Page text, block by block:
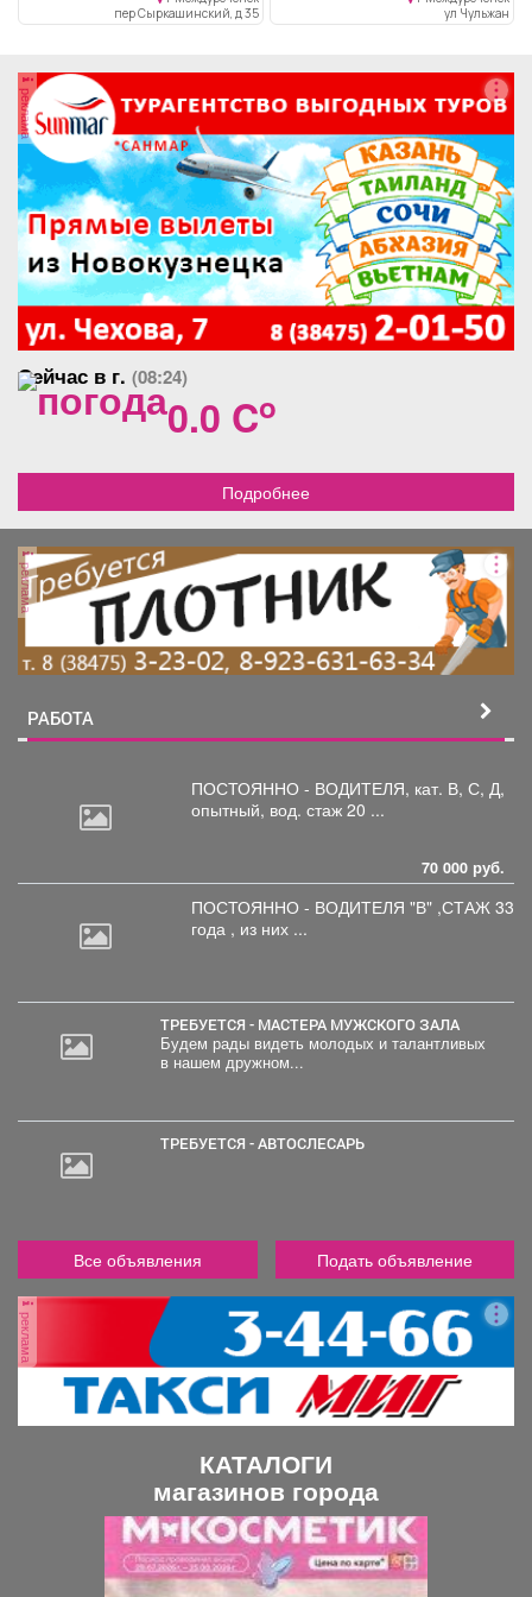
теплый, центральный
насаждений, вид просто
изумительный.все вопросы
по телефону, торг
пер Сыркашинский, д 35
топит. В доме 4 комнаты с
атмосферу комфорта и
уюта. На первом этаже
расположена кухня с
современной бытовой
техникой и стильной
мебелью (производство
Италия). Санузел
оборудован всем
необходимым, включая
ванну и современную
сантехнику. Отопление:
два котла (электрический,
твердотопливный
автоматический с
ухоженные цветники и
деревья, а также надворные
постройки, баня, бассейн
(очищенная вода с
подогревом), просторная
зона для барбекю, с
подводом воды. Гараж на
две машины. Ворота
автоматические откатные
находится в живописном
дорогой и удобной
транспортной
доступностью. Рядом есть
все необходимые условия
для комфортного
проживания. Земельный
участок относится к
ул Чульжан
реклама
Сейчас в г. (08:24)
0.0 Co
Подробнее
реклама
РАБОТА
ПОСТОЯННО - ВОДИТЕЛЯ, кат. В, С, Д,
опытный, вод. стаж 20 ...
70 000 руб.
ПОСТОЯННО - ВОДИТЕЛЯ "В" ,СТАЖ 33
года , из них ...
ТРЕБУЕТСЯ - МАСТЕРА МУЖСКОГО ЗАЛА
Будем рады видеть молодых и талантливых
в нашем дружном...
ТРЕБУЕТСЯ - АВТОСЛЕСАРЬ
Все объявления Подать объявление
реклама
КАТАЛОГИ
магазинов города